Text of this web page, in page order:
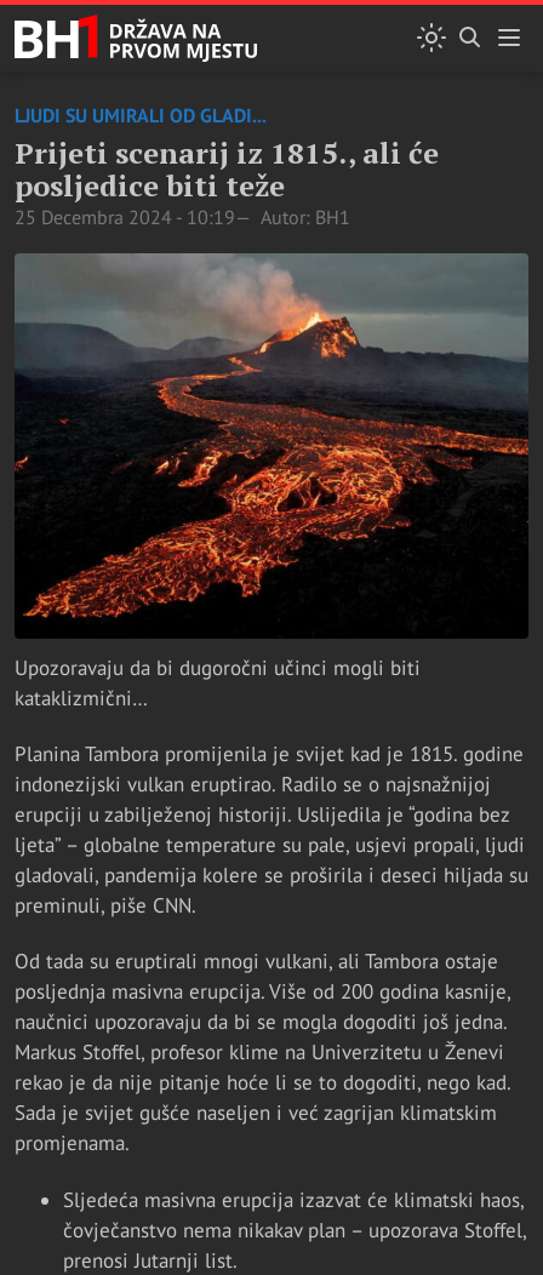
LJUDI SU UMIRALI OD GLADI...
Prijeti scenarij iz 1815., ali će
posljedice biti teže
25 Decembra 2024 - 10:19 Autor: BH1
Upozoravaju da bi dugoročni učinci mogli biti
kataklizmični…
Planina Tambora promijenila je svijet kad je 1815. godine
indonezijski vulkan eruptirao. Radilo se o najsnažnijoj
erupciji u zabilježenoj historiji. Uslijedila je “godina bez
ljeta” – globalne temperature su pale, usjevi propali, ljudi
gladovali, pandemija kolere se proširila i deseci hiljada su
preminuli, piše CNN.
Od tada su eruptirali mnogi vulkani, ali Tambora ostaje
posljednja masivna erupcija. Više od 200 godina kasnije,
naučnici upozoravaju da bi se mogla dogoditi još jedna.
Markus Stoffel, profesor klime na Univerzitetu u Ženevi
rekao je da nije pitanje hoće li se to dogoditi, nego kad.
Sada je svijet gušće naseljen i već zagrijan klimatskim
promjenama.
Sljedeća masivna erupcija izazvat će klimatski haos,
čovječanstvo nema nikakav plan – upozorava Stoffel,
prenosi Jutarnji list.